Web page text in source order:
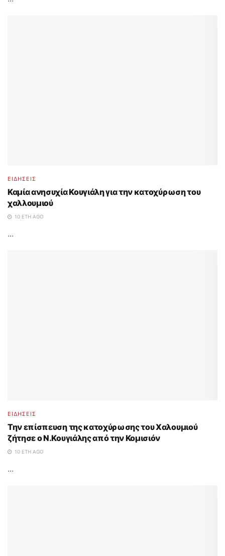
ΕΙΔΗΣΕΙΣ
Καμία ανησυχία Κουγιάλη για την κατοχύρωση του
χαλλουμιού
10 ΈΤΗ AGO
...
ΕΙΔΗΣΕΙΣ
Την επίσπευση της κατοχύρωσης του Χαλουμιού
ζήτησε ο Ν.Κουγιάλης από την Κομισιόν
10 ΈΤΗ AGO
...